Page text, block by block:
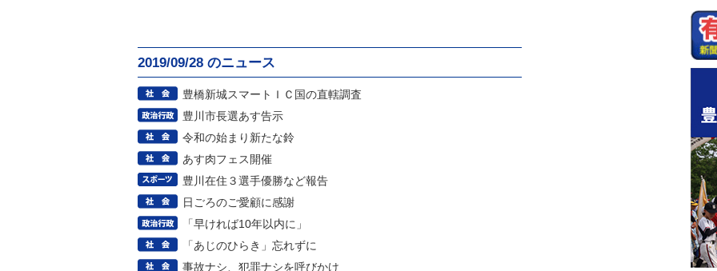
2019/09/28 のニュース
豊橋新城スマートＩＣ国の直轄調査
豊川市長選あす告示
令和の始まり新たな鈴
あす肉フェス開催
豊川在住３選手優勝など報告
日ごろのご愛顧に感謝
「早ければ10年以内に」
「あじのひらき」忘れずに
事故ナシ、犯罪ナシを呼びかけ